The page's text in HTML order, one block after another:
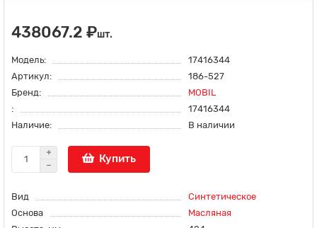
438067.2 ₽шт.
Модель:
17416344
Артикул:
186-527
Бренд:
MOBIL
:
17416344
Наличие:
В наличии
Купить
Вид
Синтетическое
Основа
Масляная